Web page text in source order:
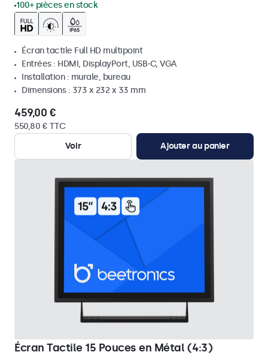
100+ pièces en stock
Écran tactile Full HD multipoint
Entrées : HDMI, DisplayPort, USB-C, VGA
Installation : murale, bureau
Dimensions : 373 x 232 x 33 mm
459,00 €
550,80 € TTC
Voir
Ajouter au panier
Écran Tactile 15 Pouces en Métal (4:3)